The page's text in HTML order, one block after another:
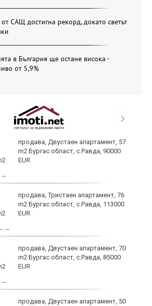
САЩ достигна рекорд, докато светът
в България ще остане висока -
от 5,9%
продава, Двустаен апартамент, 57
m2 Бургас област, с.Равда, 90000
EUR
продава, Тристаен апартамент, 76
m2 Бургас област, с.Равда, 113000
EUR
продава, Двустаен апартамент, 70
m2 Бургас област, с.Равда, 85000
EUR
продава, Двустаен апартамент, 50